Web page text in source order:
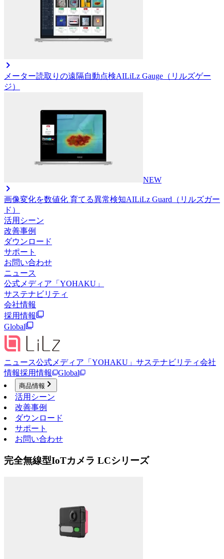
メーター読取りの遠隔自動点検AILiLz Gauge（リルズゲー
ジ）
NEW
画像変化を数値化 育てる異常検知AILiLz Guard（リルズガー
ド）
活用シーン
改善事例
ダウンロード
サポート
お問い合わせ
ニュース
公式メディア「YOHAKU」
サステナビリティ
会社情報
採用情報
Global
ニュース公式メディア「YOHAKU」 サステナビリティ会社
情報採用情報 Global
商品情報
活用シーン
改善事例
ダウンロード
サポート
お問い合わせ
完全無線型IoTカメラ LCシリーズ